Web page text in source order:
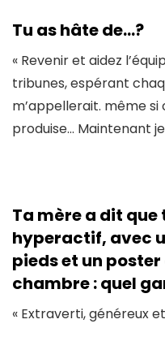
Tu as hâte de…?
« Revenir et aidez
tribunes, espérant
m’appellerait. même si
produise… Maintenant
Ta mèrea dit que
hyperactif, avec
pieds et un
chambre : quel
« Extraverti, généreux